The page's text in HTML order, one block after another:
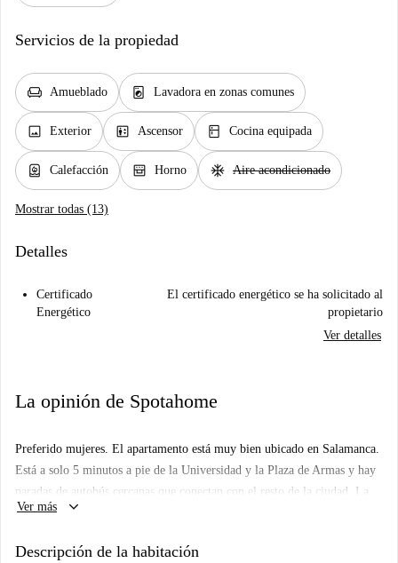
Servicios de la propiedad
chair Amueblado local_laundry_service Lavadora en zonas comunes
image Exterior elevator Ascensor kitchen Cocina equipada
water_heater Calefacción oven_gen Horno ac_unit Aire acondicionado
Mostrar todas (13)
Detalles
Certificado
Energético
El certificado energético se ha solicitado al
propietario
Ver detalles
La opinión de Spotahome
Preferido mujeres. El apartamento está muy bien ubicado en Salamanca.
Está a solo 5 minutos a pie de la Universidad y la Plaza de Armas y hay
paradas de autobús cercanas que conectan con el resto de la ciudad. La
zona ofrece varias oportunidades de compras, ya que está rodeada de
confortable.
Ver más keyboard_arrow_down
Descripción de la habitación